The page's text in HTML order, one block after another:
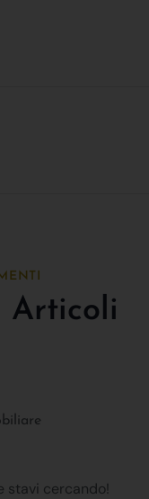
Articoli
stavi cercando!